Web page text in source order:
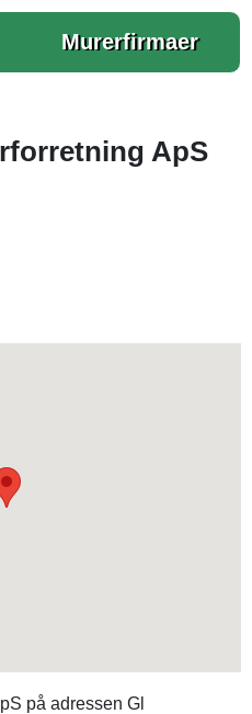
Murerfirmaer
ApS
på adressen Gl